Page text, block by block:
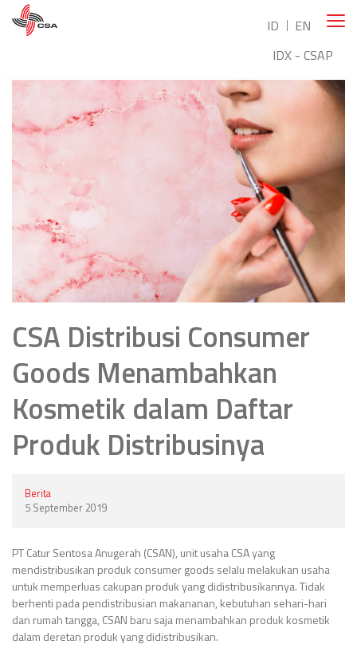
ID
EN
IDX - CSAP
CSA Distribusi Consumer
Goods Menambahkan
Kosmetik dalam Daftar
Produk Distribusinya
Berita
5 September 2019
PT Catur Sentosa Anugerah (CSAN), unit usaha CSA yang
mendistribusikan produk consumer goods selalu melakukan usaha
untuk memperluas cakupan produk yang didistribusikannya. Tidak
berhenti pada pendistribusian makananan, kebutuhan sehari-hari
dan rumah tangga, CSAN baru saja menambahkan produk kosmetik
dalam deretan produk yang didistribusikan.